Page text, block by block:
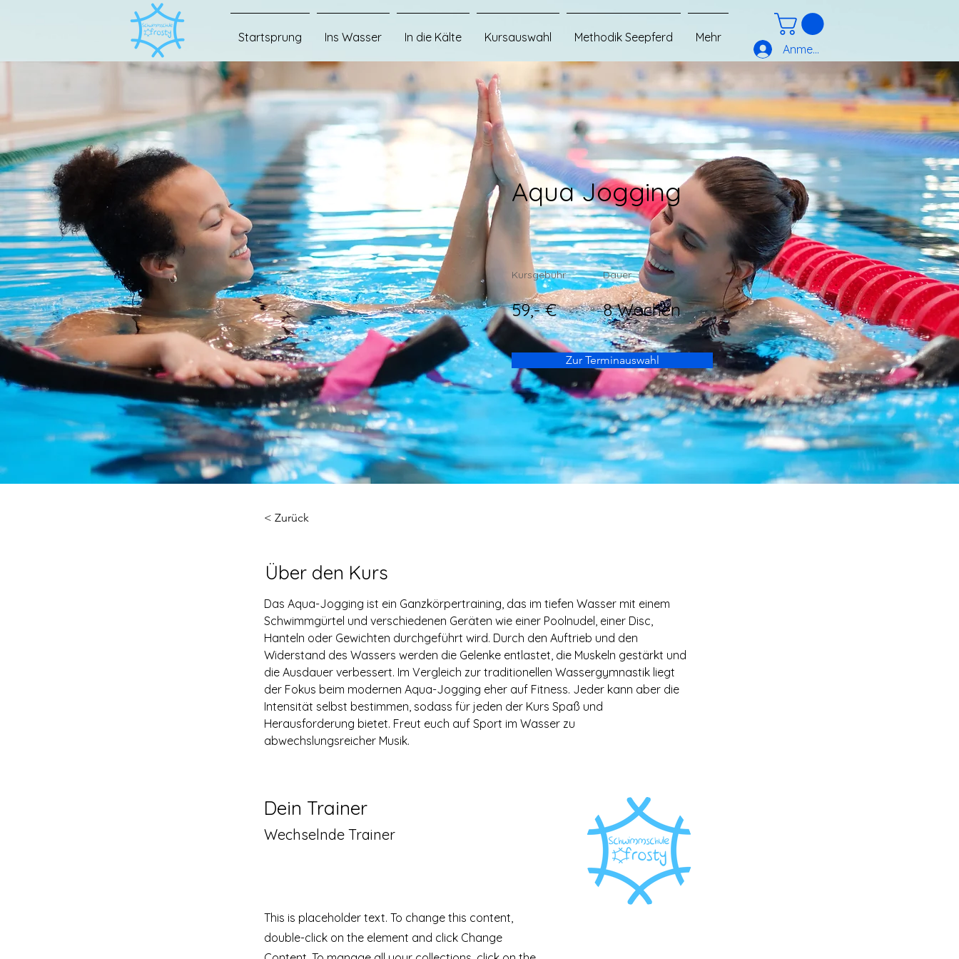
Startsprung Ins Wasser In die Kälte Kursauswahl Methodik Seepferd
Mehr
Anmelden
Aqua Jogging
Kursgebühr
59,- €
Dauer
8 Wochen
Zur Terminauswahl
< Zurück
Über den Kurs
Das Aqua-Jogging ist ein Ganzkörpertraining, das im tiefen Wasser mit einem
Schwimmgürtel und verschiedenen Geräten wie einer Poolnudel, einer Disc,
Hanteln oder Gewichten durchgeführt wird. Durch den Auftrieb und den
Widerstand des Wassers werden die Gelenke entlastet, die Muskeln gestärkt und
die Ausdauer verbessert. Im Vergleich zur traditionellen Wassergymnastik liegt
der Fokus beim modernen Aqua-Jogging eher auf Fitness. Jeder kann aber die
Intensität selbst bestimmen, sodass für jeden der Kurs Spaß und
Herausforderung bietet. Freut euch auf Sport im Wasser zu
abwechslungsreicher Musik.
Dein Trainer
Wechselnde Trainer
This is placeholder text. To change this content,
double-click on the element and click Change